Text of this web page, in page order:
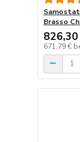
Brasso
671,79 €